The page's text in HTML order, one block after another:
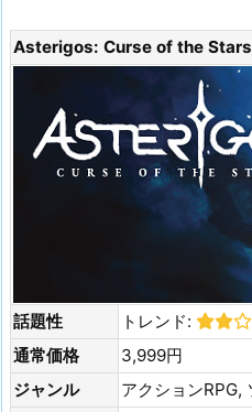
Asterigos: Curse of the Stars
話題性
トレンド:
通常価格
3,999円
ジャンル
アクションRPG,